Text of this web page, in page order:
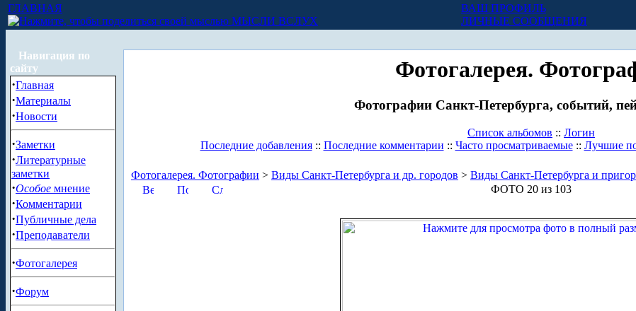
ГЛАВНАЯ
МЫСЛИ ВСЛУХ
ВАШ ПРОФИЛЬ
ЛИЧНЫЕ СООБЩЕНИЯ
Навигация по
сайту
·Главная
·Материалы
·Новости
·Заметки
·Литературные
заметки
·Особое мнение
·Комментарии
·Публичные дела
·Преподаватели
·Фотогалерея
·Форум
Фотогалерея.
Фотографии Санкт-Петербурга, событий,
Список альбомов :: Логин
Последние добавления:: Последние комментарии :: Часто просматриваемые:: Лучшие
Фотогалерея. Фотографии > Виды Санкт-Петербурга и др. городов > Виды Санкт-Петербурга и
ФОТО 20 из 103